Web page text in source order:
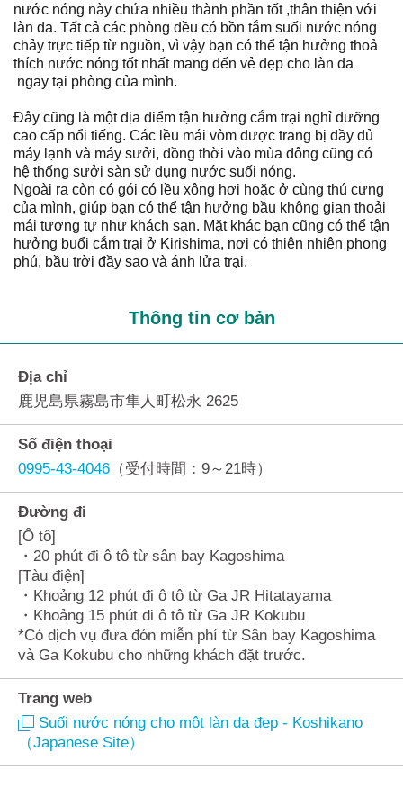
nước nóng này chứa nhiều thành phần tốt ,thân thiện với
làn da. Tất cả các phòng đều có bồn tắm suối nước nóng
chảy trực tiếp từ nguồn, vì vậy bạn có thể tận hưởng thoả
thích nước nóng tốt nhất mang đến vẻ đẹp cho làn da
ngay tại phòng của mình.
Đây cũng là một địa điểm tận hưởng cắm trại nghỉ dưỡng
cao cấp nổi tiếng. Các lều mái vòm được trang bị đầy đủ
máy lạnh và máy sưởi, đồng thời vào mùa đông cũng có
hệ thống sưởi sàn sử dụng nước suối nóng.
Ngoài ra còn có gói có lều xông hơi hoặc ở cùng thú cưng
của mình, giúp bạn có thể tận hưởng bầu không gian thoải
mái tương tự như khách sạn. Mặt khác bạn cũng có thể tận
hưởng buổi cắm trại ở Kirishima, nơi có thiên nhiên phong
phú, bầu trời đầy sao và ánh lửa trại.
Thông tin cơ bản
Địa chỉ
鹿児島県霧島市隼人町松永 2625
Số điện thoại
0995-43-4046 （受付時間：9～21時）
Đường đi
[Ô tô]
・20 phút đi ô tô từ sân bay Kagoshima
[Tàu điện]
・Khoảng 12 phút đi ô tô từ Ga JR Hitatayama
・Khoảng 15 phút đi ô tô từ Ga JR Kokubu
*Có dịch vụ đưa đón miễn phí từ Sân bay Kagoshima
và Ga Kokubu cho những khách đặt trước.
Trang web
Suối nước nóng cho một làn da đẹp - Koshikano
（Japanese Site）